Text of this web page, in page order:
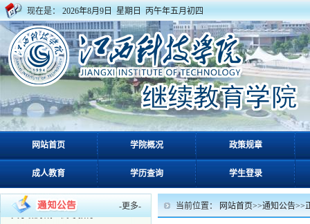
现在是： 2026年8月9日 星期日 丙午年五月初四
网站首页 学院概况 政策规章
成人教育 学历查询 学生登录
-更多-
· 关于评选2026届成人高... 06/03
关于公布我校2026年度...
关于做好2026年度成人...
转发关于做好2026年上...
· 关于做好2026届春季成... 03/17
关于做好成人高等教育2...
03/13
当前位置： 网站首页>>通知公告>>